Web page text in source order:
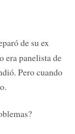
de su ex
era panelista de
Pero cuando